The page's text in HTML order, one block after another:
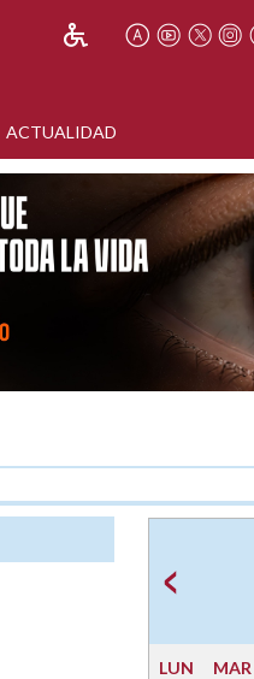
ACTUALIDAD
LUN MAR